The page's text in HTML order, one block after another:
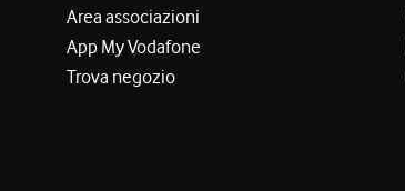
Area associazioni
App My Vodafone
Trova negozio